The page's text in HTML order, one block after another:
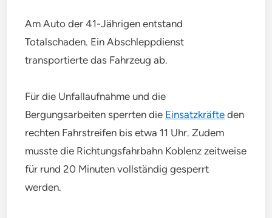
Am Auto der 41-Jährigen entstand
Totalschaden. Ein Abschleppdienst
transportierte das Fahrzeug ab.
Für die Unfallaufnahme und die
Bergungsarbeiten sperrten die Einsatzkräfte den
rechten Fahrstreifen bis etwa 11 Uhr. Zudem
musste die Richtungsfahrbahn Koblenz zeitweise
für rund 20 Minuten vollständig gesperrt
werden.